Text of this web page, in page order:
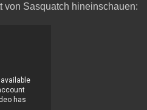
von Sasquatch hineinschauen: